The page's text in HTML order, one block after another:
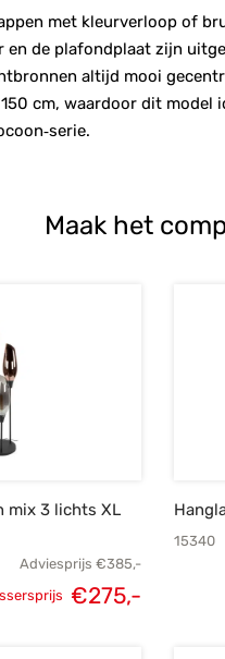
met kleurverloop of
de plafondplaat zijn
altijd mooi
cm, waardoor dit model
Maak het
mix 3 lichts XL
Adviesprijs €385,-
€275,-
15340